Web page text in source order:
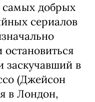
самых добрых
сериалов
заскучавший в
(Джейсон
в Лондон,